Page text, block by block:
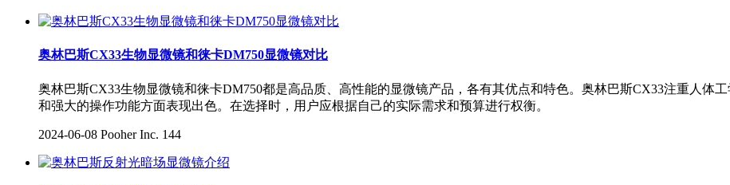
奥林巴斯CX33生物显微镜和徕卡DM750显微镜对比
奥林巴斯CX33生物显微镜和徕卡DM750都是高品质、高性能的显微镜产品，各有其优点和特色。奥林巴斯CX33注重人体
和强大的操作功能方面表现出色。在选择时，用户应根据自己的实际需求和预算进行权衡。
2024-06-08 Pooher Inc. 144